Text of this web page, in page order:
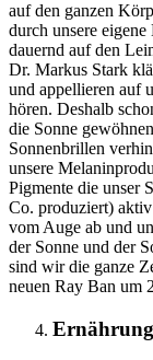
auf den ganzen
durch unsere
dauernd auf den
Dr. Markus Stark
und appellieren auf
hören. Deshalb
die Sonne
Sonnenbrillen
unsere
Pigmente die unser
Co. produziert)
vom Auge ab und
der Sonne und der
sind wir die ganze
neuen Ray Ban um
Ernährung